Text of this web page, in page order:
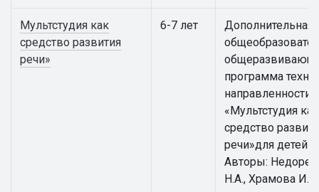
Мультстудия как
средство развития
речи»
6-7 лет
Дополнительная
программа
направленности
«Мультстудия как
средство
речи»для детей 6
Авторы:
Н.А., Храмова И.К.